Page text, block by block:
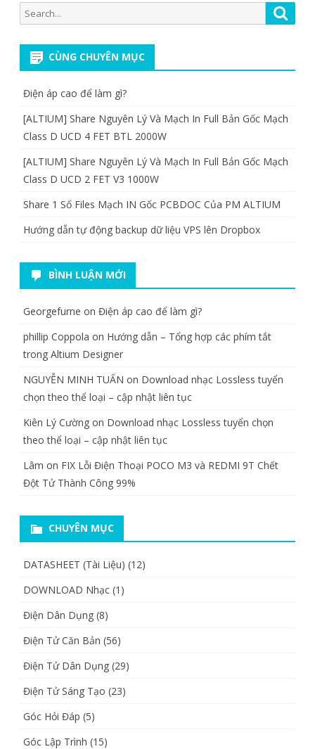
Search
for:
CÙNG CHUYÊN MỤC
Điện áp cao để làm gì?
[ALTIUM] Share Nguyên Lý Và Mạch In Full Bản Gốc Mạch
Class D UCD 4 FET BTL 2000W
[ALTIUM] Share Nguyên Lý Và Mạch In Full Bản Gốc Mạch
Class D UCD 2 FET V3 1000W
Share 1 Số Files Mạch IN Gốc PCBDOC Của PM ALTIUM
Hướng dẫn tự động backup dữ liệu VPS lên Dropbox
BÌNH LUẬN MỚI
Georgefurne on Điện áp cao để làm gì?
phillip Coppola on Hướng dẫn – Tổng hợp các phím tắt
trong Altium Designer
NGUYỄN MINH TUẤN on Download nhạc Lossless tuyển
chọn theo thể loại – cập nhật liên tục
Kiên Lý Cường on Download nhạc Lossless tuyển chọn
theo thể loại – cập nhật liên tục
Lâm on FIX Lỗi Điện Thoại POCO M3 và REDMI 9T Chết
Đột Tử Thành Công 99%
CHUYÊN MỤC
DATASHEET (Tài Liệu) (12)
DOWNLOAD Nhạc (1)
Điện Dân Dụng (8)
Điện Tử Căn Bản (56)
Điện Tử Dân Dụng (29)
Điện Tử Sáng Tạo (23)
Góc Hỏi Đáp (5)
Góc Lập Trình (15)